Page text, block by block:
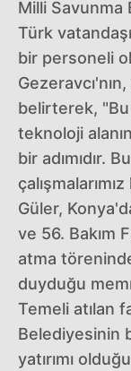
Milli Savunma
Türk
bir personeli
belirterek,
teknoloji
bir adımıdır.
Güler,
ve 56. Bakım
atma
duyduğu
Temeli atılan
Belediyesinin
yatırımı